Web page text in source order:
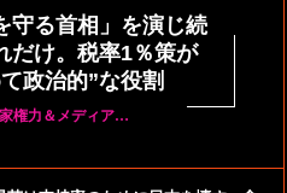
守る首相」を演じ続
だけ。税率1％策が
政治的”な役割
権力＆メディア…